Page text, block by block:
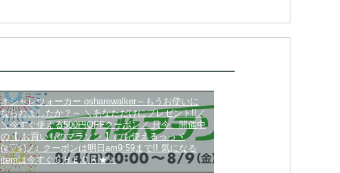
オシャレウォーカー osharewalker～もうお使いに
なられましたか？～ ＼あなただけにプレゼント!!／
＼今すぐ使える500円OFFクーポン／ 只今、開催中
の【 お買いものマラソン 】にも使えるっっヾ
(≧▽≦)ノ♪ クーポンは明日am9:59まで!! 気になる
itemは今すぐＣＨＥＣＫ★☆